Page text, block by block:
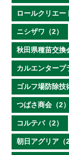
ロールクリエー
ニシザワ（2）
秋田県種苗交換
カルエンタープ
ゴルフ場防除技
つばさ商会（2）
コルテバ（2）
朝日アグリア（2